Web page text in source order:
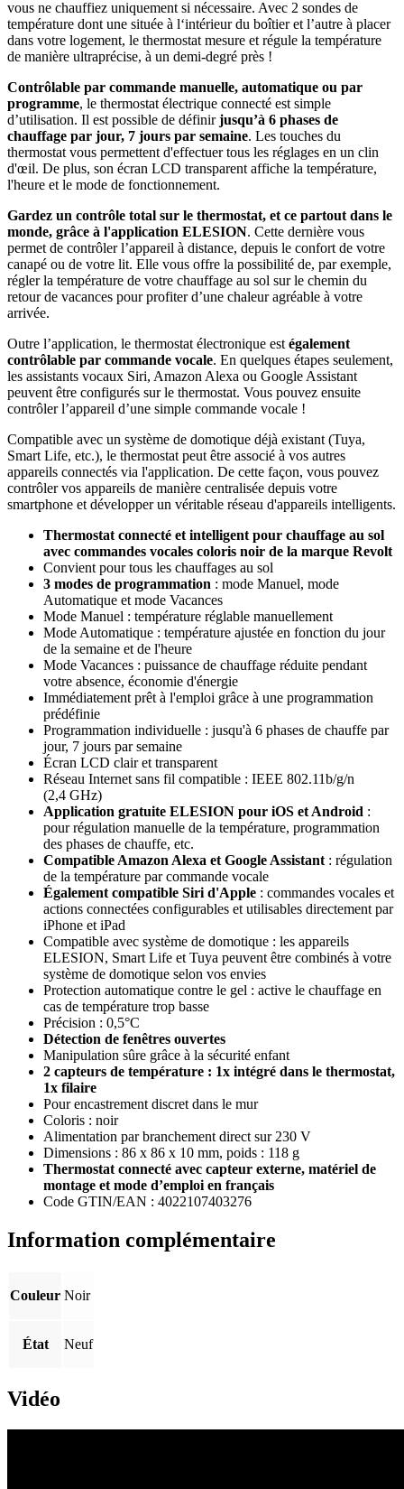
vous ne chauffiez uniquement si nécessaire. Avec 2 sondes de
température dont une située à l‘intérieur du boîtier et l’autre à placer
dans votre logement, le thermostat mesure et régule la température
de manière ultraprécise, à un demi-degré près !
Contrôlable par commande manuelle, automatique ou par
programme, le thermostat électrique connecté est simple
d’utilisation. Il est possible de définirjusqu’à 6 phases de
chauffage par jour, 7 jours par semaine. Les touches du
thermostat vous permettent d'effectuer tous les réglages en un clin
d'œil. De plus, son écran LCD transparent affiche la température,
l'heure et le mode de fonctionnement.
Gardez un contrôle total sur le thermostat, et ce partout dans le
monde, grâce à l'application ELESION. Cette dernière vous
permet de contrôler l’appareil à distance, depuis le confort de votre
canapé ou de votre lit. Elle vous offre la possibilité de, par exemple,
régler la température de votre chauffage au sol sur le chemin du
retour de vacances pour profiter d’une chaleur agréable à votre
arrivée.
Outre l’application, le thermostat électronique est également
contrôlable par commande vocale. En quelques étapes seulement,
les assistants vocaux Siri, Amazon Alexa ou Google Assistant
peuvent être configurés sur le thermostat. Vous pouvez ensuite
contrôler l’appareil d’une simple commande vocale !
Compatible avec un système de domotique déjà existant (Tuya,
Smart Life, etc.), le thermostat peut être associé à vos autres
appareils connectés via l'application. De cette façon, vous pouvez
contrôler vos appareils de manière centralisée depuis votre
smartphone et développer un véritable réseau d'appareils intelligents.
Thermostat connecté et intelligent pour chauffage au sol
avec commandes vocales coloris noir de la marque Revolt
Convient pour tous les chauffages au sol
3 modes de programmation : mode Manuel, mode
Automatique et mode Vacances
Mode Manuel : température réglable manuellement
Mode Automatique : température ajustée en fonction du jour
de la semaine et de l'heure
Mode Vacances : puissance de chauffage réduite pendant
votre absence, économie d'énergie
Immédiatement prêt à l'emploi grâce à une programmation
prédéfinie
Programmation individuelle : jusqu'à 6 phases de chauffe par
jour, 7 jours par semaine
Écran LCD clair et transparent
Réseau Internet sans fil compatible : IEEE 802.11b/g/n
(2,4 GHz)
Application gratuite ELESION pour iOS et Android :
pour régulation manuelle de la température, programmation
des phases de chauffe, etc.
Compatible Amazon Alexa et Google Assistant : régulation
de la température par commande vocale
Également compatible Siri d'Apple : commandes vocales et
actions connectées configurables et utilisables directement par
iPhone et iPad
Compatible avec système de domotique : les appareils
ELESION, Smart Life et Tuya peuvent être combinés à votre
système de domotique selon vos envies
Protection automatique contre le gel : active le chauffage en
cas de température trop basse
Précision : 0,5°C
Détection de fenêtres ouvertes
Manipulation sûre grâce à la sécurité enfant
2 capteurs de température : 1x intégré dans le thermostat,
1x filaire
Pour encastrement discret dans le mur
Coloris : noir
Alimentation par branchement direct sur 230 V
Dimensions : 86 x 86 x 10 mm, poids : 118 g
Thermostat connecté avec capteur externe, matériel de
montage et mode d’emploi en français
Code GTIN/EAN : 4022107403276
Information complémentaire
Couleur Noir
État Neuf
Vidéo